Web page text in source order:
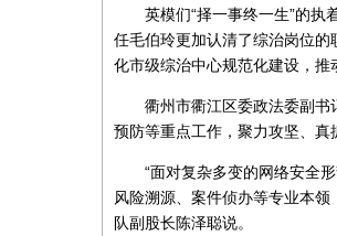
英模们“择一事终一生”的执
任毛伯玲更加认清了综治岗位
化市级综治中心规范化建设，
衢州市衢江区委政法委副
预防等重点工作，聚力攻坚、真
“面对复杂多变的网络安全
风险溯源、案件侦办等专业本
队副股长陈泽聪说。